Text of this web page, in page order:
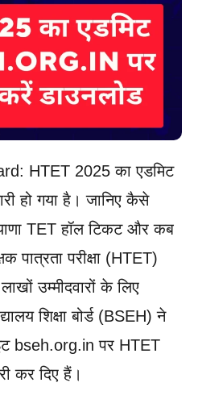
HTET 2025 का एडमिट
हो गया है। जानिए कैसे
TET हॉल टिकट और कब
पात्रता परीक्षा (HTET)
उम्मीदवारों के लिए
शिक्षा बोर्ड (BSEH) ने
bseh.org.in पर HTET
कर दिए हैं।